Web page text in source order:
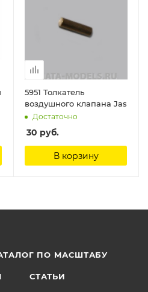
5951 Толкатель
воздушного клапана Jas
Достаточно
30 руб.
В корзину
ПО МАСШТАБУ
СТАТЬИ